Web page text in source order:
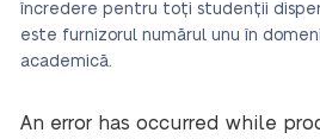
încredere pentru toți studenții
este furnizorul numărul unu în
academică.
An error has occurred while